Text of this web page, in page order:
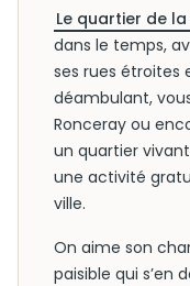
Le quartier de
dans le temps,
ses rues étroites
déambulant,
Ronceray ou
un quartier
une activité
ville.
On aime son
paisible qui s’en